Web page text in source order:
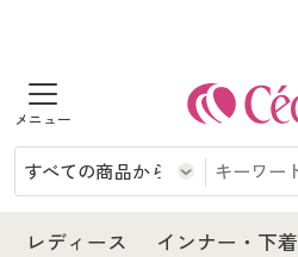
商品を探す
レディース
インナー・下着
レディース インナー・下着
レディース
レディース通販すべて
レディースファッション
インナー・下着
インナー・下着通販すべて
メンズ